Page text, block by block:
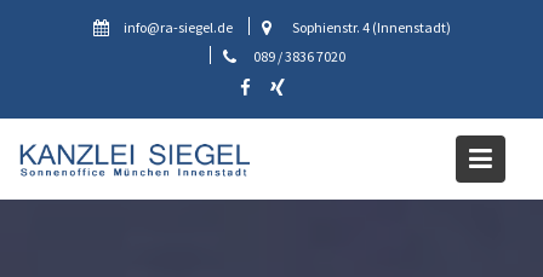
info@ra-siegel.de
Sophienstr. 4 (Innenstadt)
089 / 3836 7020